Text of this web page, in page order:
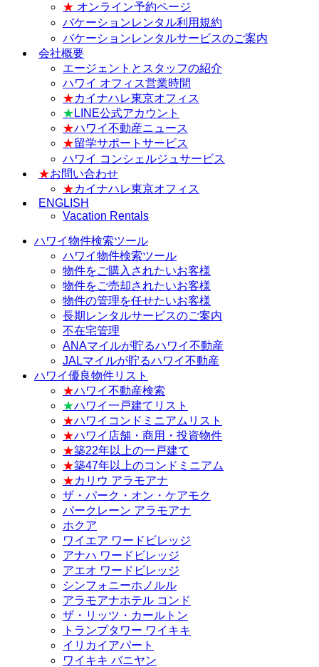
★ オンライン予約ページ
バケーションレンタル利用規約
バケーションレンタルサービスのご案内
会社概要
エージェントとスタッフの紹介
ハワイ オフィス営業時間
★カイナハレ東京オフィス
★ LINE公式アカウント
★ハワイ不動産ニュース
★留学サポートサービス
ハワイ コンシェルジュサービス
★お問い合わせ
★カイナハレ東京オフィス
ENGLISH
Vacation Rentals
ハワイ物件検索ツール
ハワイ物件検索ツール
物件をご購入されたいお客様
物件をご売却されたいお客様
物件の管理を任せたいお客様
長期レンタルサービスのご案内
不在宅管理
ANAマイルが貯るハワイ不動産
JALマイルが貯るハワイ不動産
ハワイ優良物件リスト
★ハワイ不動産検索
★ハワイ一戸建てリスト
★ハワイコンドミニアムリスト
★ハワイ店舗・商用・投資物件
★築22年以上の一戸建て
★築47年以上のコンドミニアム
★カリウ アラモアナ
ザ・パーク・オン・ケアモク
パークレーン アラモアナ
ホクア
ワイエア ワードビレッジ
アナハ ワードビレッジ
アエオ ワードビレッジ
シンフォニーホノルル
アラモアナホテル コンド
ザ・リッツ・カールトン
トランプタワー ワイキキ
イリカイアパート
ワイキキ バニヤン